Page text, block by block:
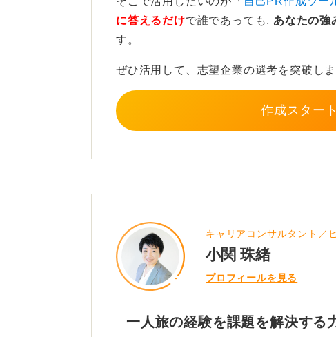
どう活きるか具体的に話すとよいでしょ
最後にあらためて結論を繰り返します。
決力が面接官に正しく伝わり、好印象を与
に答えるだけで誰であっても, あなたの強
す。
ぜひ活用して、志望企業の選考を突破しま
作成スター
キャリアコンサルタント／
小関 珠緒
プロフィールを見る
一人旅の経験を課題を解決する